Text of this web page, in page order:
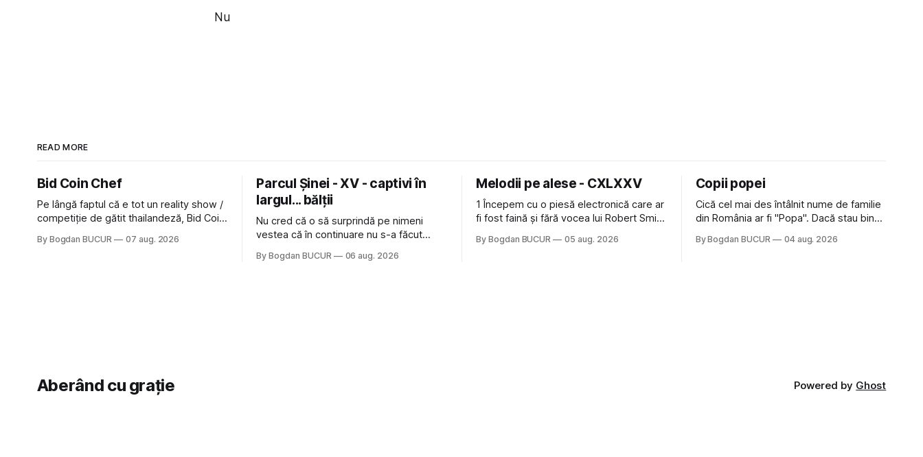
Nu
READ MORE
Bid Coin Chef
Pe lângă faptul că e tot un reality show /
competiție de gătit thailandeză, Bid Coin
Restaurant War Street King Thailand: și
By Bogdan BUCUR 07 aug. 2026
Parcul Șinei - XV - captivi în
largul... bălții
Nu cred că o să surprindă pe nimeni
vestea că în continuare nu s-a făcut
afară de faptul că potăile apărute acolo
By Bogdan BUCUR 06 aug. 2026
Melodii pe alese - CXLXXV
1 Începem cu o piesă electronică care ar
fi fost faină și fără vocea lui Robert Smith
Castles, o formație cu multe piese faine
By Bogdan BUCUR 05 aug. 2026
Copii popei
Cică cel mai des întâlnit nume de familie
din România ar fi "Popa". Dacă stau bine
colegi de școala Popa cam peste tot
By Bogdan BUCUR 04 aug. 2026
Aberând cu grație Powered by Ghost